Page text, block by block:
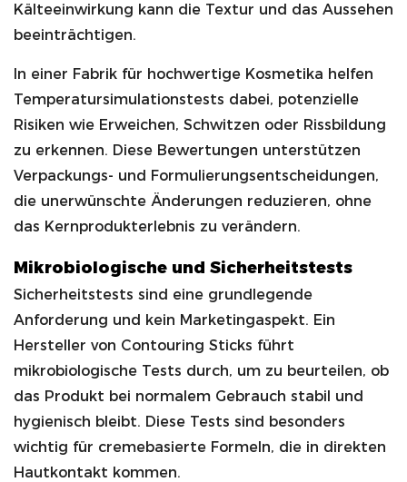
Kälteeinwirkung kann die Textur und das Aussehen
beeinträchtigen.
In einer Fabrik für hochwertige Kosmetika helfen
Temperatursimulationstests dabei, potenzielle
Risiken wie Erweichen, Schwitzen oder Rissbildung
zu erkennen. Diese Bewertungen unterstützen
Verpackungs- und Formulierungsentscheidungen,
die unerwünschte Änderungen reduzieren, ohne
das Kernprodukterlebnis zu verändern.
Mikrobiologische und Sicherheitstests
Sicherheitstests sind eine grundlegende
Anforderung und kein Marketingaspekt. Ein
Hersteller von Contouring Sticks führt
mikrobiologische Tests durch, um zu beurteilen, ob
das Produkt bei normalem Gebrauch stabil und
hygienisch bleibt. Diese Tests sind besonders
wichtig für cremebasierte Formeln, die in direkten
Hautkontakt kommen.